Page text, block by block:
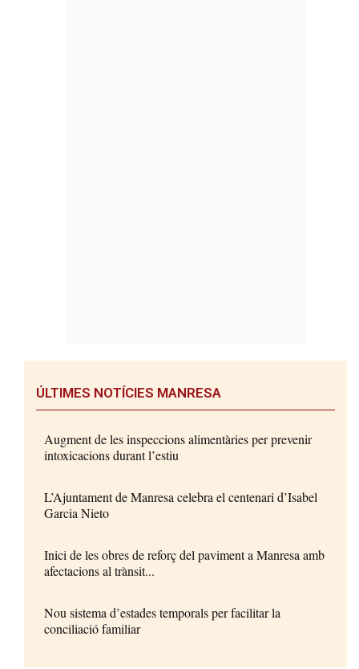
ÚLTIMES NOTÍCIES MANRESA
Augment de les inspeccions alimentàries per prevenir
intoxicacions durant l’estiu
L’Ajuntament de Manresa celebra el centenari d’Isabel
Garcia Nieto
Inici de les obres de reforç del paviment a Manresa amb
afectacions al trànsit...
Nou sistema d’estades temporals per facilitar la
conciliació familiar